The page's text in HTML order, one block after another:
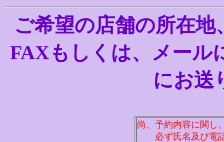
ご希望の店舗の所在
FAXもしくは、メール
にお送
尚、予約内容に関し
必ず氏名及び電